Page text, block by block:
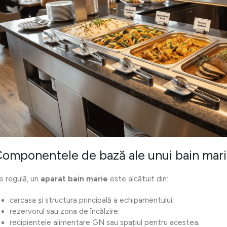
de bază ale unui bain
regulă, un aparat bain marie este alcătuit din:
carcasa și structura principală a echipamentului;
rezervorul sau zona de încălzire;
recipientele alimentare GN sau spațiul pentru acestea;